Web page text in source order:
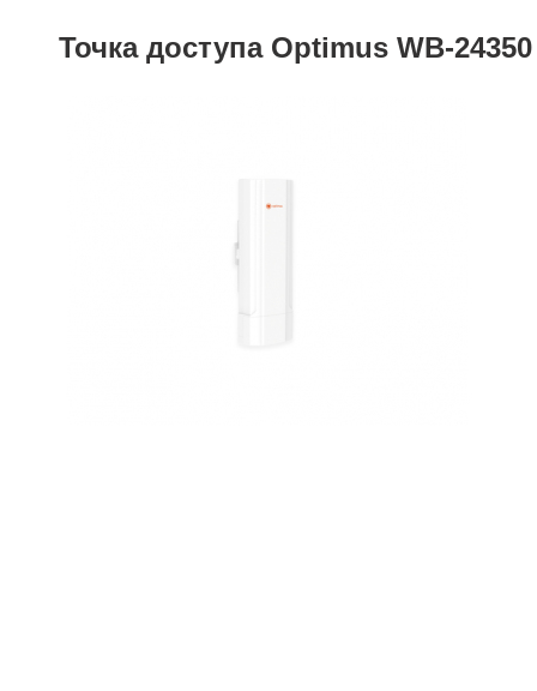
Точка доступа Optimus WB-24350